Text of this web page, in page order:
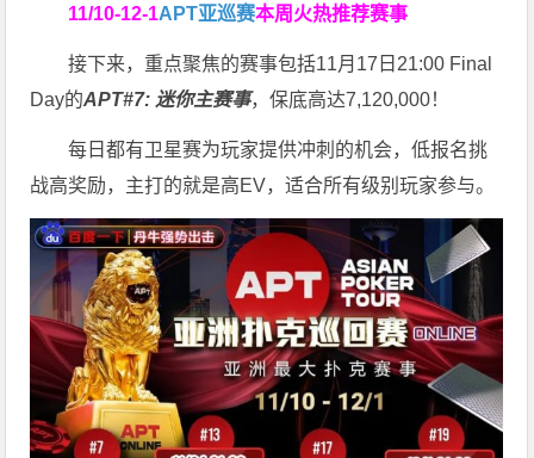
11/10-12-1APT亚巡赛本周火热推荐赛事
接下来，重点聚焦的赛事包括11月17日21:00 Final
Day的APT#7: 迷你主赛事，保底高达7,120,000！
每日都有卫星赛为玩家提供冲刺的机会，低报名挑
战高奖励，主打的就是高EV，适合所有级别玩家参与。